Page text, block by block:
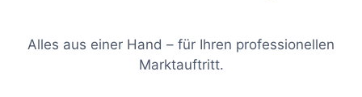
Alles aus einer Hand – für Ihren professionellen
Marktauftritt.